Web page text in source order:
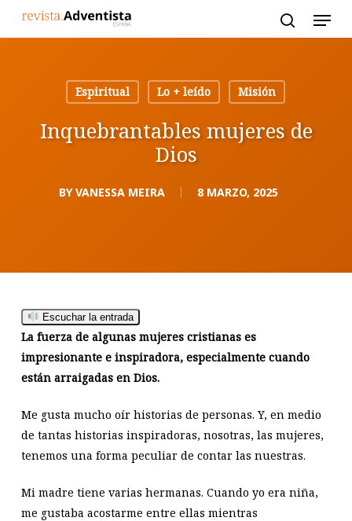
Espiritual
Lo + leído Misión
Inquebrantables mujeres de
Dios
BY VANESSA MEIRA 8 MARZO, 2025
Escuchar la entrada
La fuerza de algunas mujeres cristianas es
impresionante e inspiradora, especialmente cuando
están arraigadas en Dios.
Me gusta mucho oír historias de personas. Y, en medio
de tantas historias inspiradoras, nosotras, las mujeres,
tenemos una forma peculiar de contar las nuestras.
Mi madre tiene varias hermanas. Cuando yo era niña,
me gustaba acostarme entre ellas mientras